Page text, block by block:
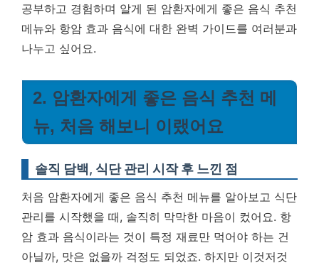
공부하고 경험하며 알게 된 암환자에게 좋은 음식 추천
메뉴와 항암 효과 음식에 대한 완벽 가이드를 여러분과
나누고 싶어요.
2. 암환자에게 좋은 음식 추천 메
뉴, 처음 해보니 이랬어요
솔직 담백, 식단 관리 시작 후 느낀 점
처음 암환자에게 좋은 음식 추천 메뉴를 알아보고 식단
관리를 시작했을 때, 솔직히 막막한 마음이 컸어요. 항
암 효과 음식이라는 것이 특정 재료만 먹어야 하는 건
아닐까, 맛은 없을까 걱정도 되었죠. 하지만 이것저것